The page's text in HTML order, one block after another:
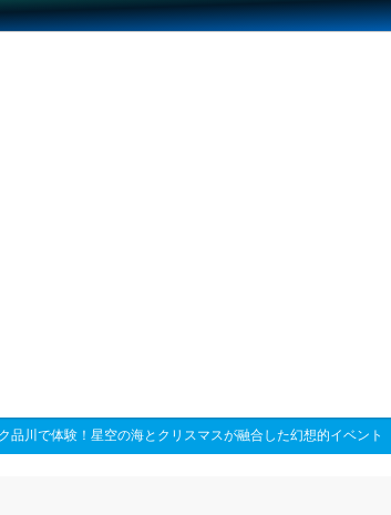
品川で体験！星空の海とクリスマスが融合した幻想的イベント